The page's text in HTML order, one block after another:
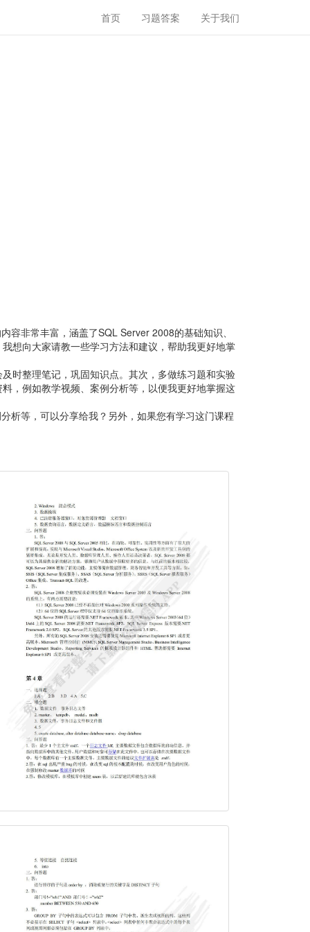
首页 习题答案 关于我们
非常丰富，涵盖了SQL Server 2008的基础知识、
想向大家请教一些学习方法和建议，帮助我更好地掌
时整理笔记，巩固知识点。其次，多做练习题和实验
，例如教学视频、案例分析等，以便我更好地掌握这
等，可以分享给我？另外，如果您有学习这门课程